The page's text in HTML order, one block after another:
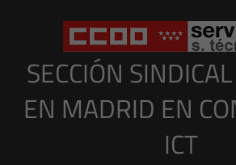
SECCIÓN
EN MADRID EN
ICT